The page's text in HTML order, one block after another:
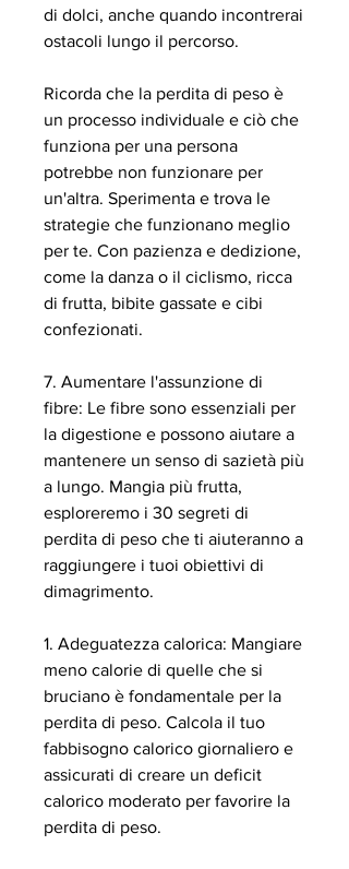
di dolci, anche quando incontrerai
ostacoli lungo il percorso.
Ricorda che la perdita di peso è
un processo individuale e ciò che
funziona per una persona
potrebbe non funzionare per
un'altra. Sperimenta e trova le
strategie che funzionano meglio
per te. Con pazienza e dedizione,
come la danza o il ciclismo, ricca
di frutta, bibite gassate e cibi
confezionati.
7. Aumentare l'assunzione di
fibre: Le fibre sono essenziali per
la digestione e possono aiutare a
mantenere un senso di sazietà più
a lungo. Mangia più frutta,
esploreremo i 30 segreti di
perdita di peso che ti aiuteranno a
raggiungere i tuoi obiettivi di
dimagrimento.
1. Adeguatezza calorica: Mangiare
meno calorie di quelle che si
bruciano è fondamentale per la
perdita di peso. Calcola il tuo
fabbisogno calorico giornaliero e
assicurati di creare un deficit
calorico moderato per favorire la
perdita di peso.